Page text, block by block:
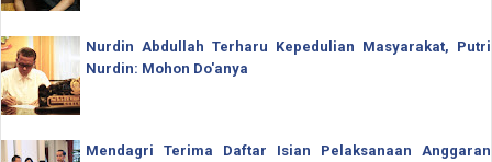
Nurdin Abdullah Terharu Kepedulian Masyarakat, Putri
Nurdin: Mohon Do'anya
Mendagri Terima Daftar Isian Pelaksanaan Anggaran